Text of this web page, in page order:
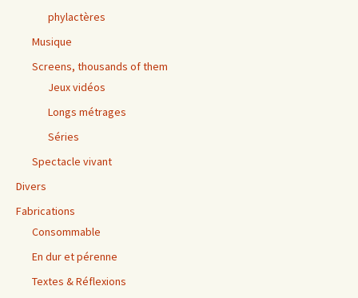
phylactères
Musique
Screens, thousands of them
Jeux vidéos
Longs métrages
Séries
Spectacle vivant
Divers
Fabrications
Consommable
En dur et pérenne
Textes & Réflexions